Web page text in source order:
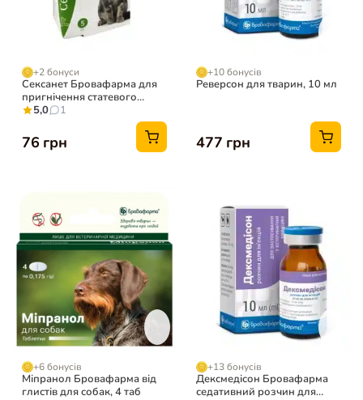
+2 бонуси
Сексанет Бровафарма для
пригнічення статевого
потягу котів, 5 мл
5,0 1
76 грн
+10 бонусів
Реверсон для тварин, 10 мл
477 грн
+6 бонусів
Міпранол Бровафарма від
глистів для собак, 4 таб
+13 бонусів
Дексмедісон Бровафарма
седативний розчин для